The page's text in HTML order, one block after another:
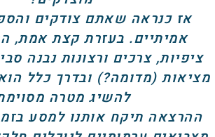
אז כנראה שאתם צודקים
אמיתיים. בעזרת קצת אמת,
ציפיות, צרכים ורצונות נבנה
מציאות (מדומה?) ובדרך כלל
להשיג מטרה
ההרצאה תיקח אותנו למסע